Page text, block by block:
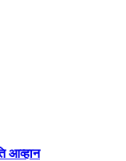
आव्हान